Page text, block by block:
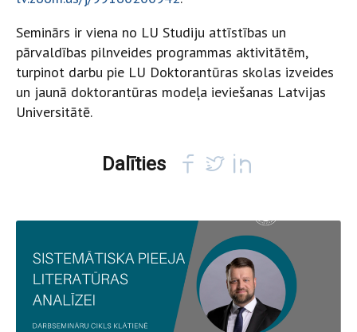
Seminārs ir viena no LU Studiju attīstības un
pārvaldības pilnveides programmas aktivitātēm,
turpinot darbu pie LU Doktorantūras skolas izveides
un jaunā doktorantūras modeļa ieviešanas Latvijas
Universitātē.
Dalīties